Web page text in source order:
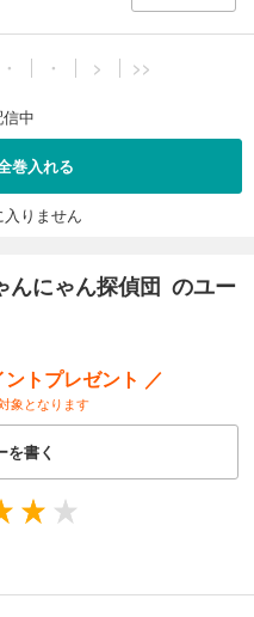
・ ・ > >>
中
巻入れる
りません
にゃん探偵団 のユー
トプレゼント ／
象となります
を書く